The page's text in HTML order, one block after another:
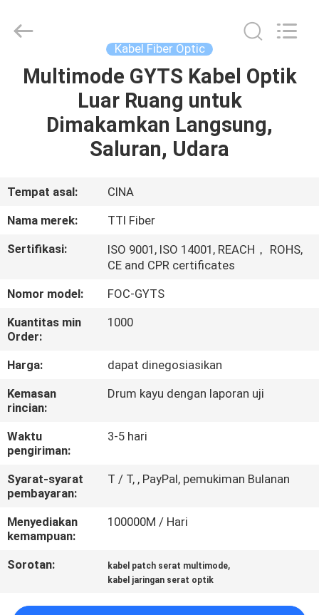
RUMAH
PRODUK
KAMI
PABRIK
KUALITAS
HUBUNGI
KAMI
PERMINTAAN
PENAWARAN
SITEMAP
PRIVACY
Tech.
Reserved.
Kabel Fiber Optic
Multimode GYTS Kabel Optik
Luar Ruang untuk
Dimakamkan Langsung,
Saluran, Udara
Tempat asal:
CINA
Nama merek:
TTI Fiber
Sertifikasi:
ISO 9001, ISO 14001, REACH， ROHS,
CE and CPR certificates
Nomor model:
FOC-GYTS
Kuantitas min
Order:
1000
Harga:
dapat dinegosiasikan
Kemasan
rincian:
Drum kayu dengan laporan uji
Waktu
pengiriman:
3-5 hari
Syarat-syarat
pembayaran:
T / T, , PayPal, pemukiman Bulanan
Menyediakan
kemampuan:
100000M / Hari
Sorotan: kabel patch serat multimode,
kabel jaringan serat optik